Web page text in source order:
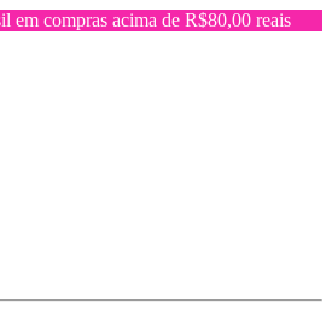
em compras acima de R$80,00 reais